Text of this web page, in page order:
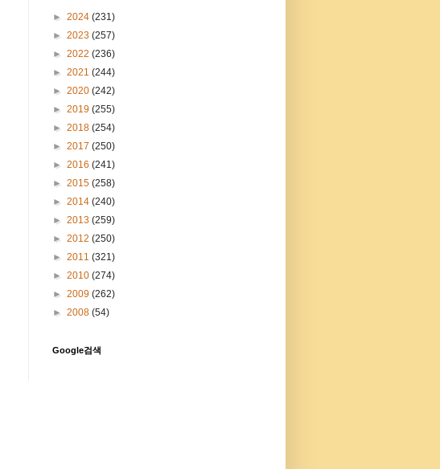
► 2024 (231)
► 2023 (257)
► 2022 (236)
► 2021 (244)
► 2020 (242)
► 2019 (255)
► 2018 (254)
► 2017 (250)
► 2016 (241)
► 2015 (258)
► 2014 (240)
► 2013 (259)
► 2012 (250)
► 2011 (321)
► 2010 (274)
► 2009 (262)
► 2008 (54)
Google검색